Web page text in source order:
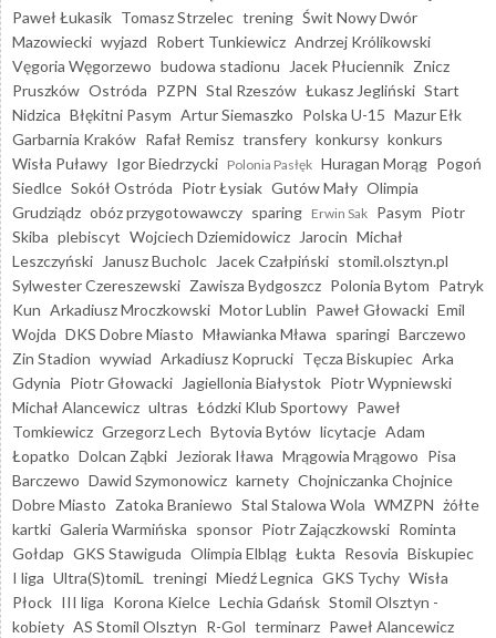
Paweł Łukasik Tomasz Strzelec trening Świt Nowy Dwór
Mazowiecki wyjazd Robert Tunkiewicz Andrzej Królikowski
Vęgoria Węgorzewo budowa stadionu Jacek Płuciennik Znicz
Pruszków Ostróda PZPN Stal Rzeszów Łukasz Jegliński Start
Nidzica Błękitni Pasym Artur Siemaszko Polska U-15 Mazur Ełk
Garbarnia Kraków Rafał Remisz transfery konkursy konkurs
Wisła Puławy Igor Biedrzycki Polonia Pasłęk Huragan Morąg Pogoń
Siedlce Sokół Ostróda Piotr Łysiak Gutów Mały Olimpia
Grudziądz obóz przygotowawczy sparing Erwin Sak Pasym Piotr
Skiba plebiscyt Wojciech Dziemidowicz Jarocin Michał
Leszczyński
Janusz Bucholc Jacek Czałpiński stomil.olsztyn.pl
Sylwester Czereszewski Zawisza Bydgoszcz Polonia Bytom Patryk
Kun Arkadiusz Mroczkowski Motor Lublin Paweł Głowacki Emil
Wojda DKS Dobre Miasto Mławianka Mława sparingi Barczewo
Zin Stadion wywiad Arkadiusz Koprucki Tęcza Biskupiec Arka
Gdynia Piotr Głowacki Jagiellonia Białystok Piotr Wypniewski
Michał Alancewicz ultras Łódzki Klub Sportowy Paweł
Tomkiewicz Grzegorz Lech Bytovia Bytów licytacje Adam
Łopatko Dolcan Ząbki Jeziorak Iława Mrągowia Mrągowo Pisa
Barczewo Dawid Szymonowicz karnety Chojniczanka Chojnice
Dobre Miasto Zatoka Braniewo Stal Stalowa Wola WMZPN żółte
kartki Galeria Warmińska sponsor Piotr Zajączkowski Rominta
Gołdap GKS Stawiguda Olimpia Elbląg Łukta Resovia Biskupiec
I liga Ultra(S)tomiL treningi Miedź Legnica GKS Tychy Wisła
Płock III liga Korona Kielce Lechia Gdańsk Stomil Olsztyn -
kobiety AS Stomil Olsztyn R-Gol terminarz Paweł Alancewicz